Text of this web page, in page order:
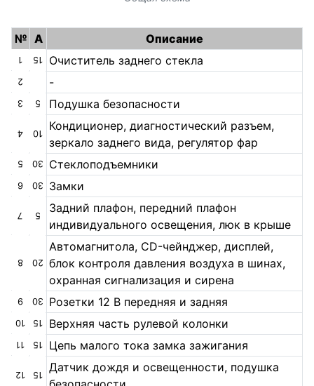
№ A Описание
1 15 Очиститель заднего стекла
2 -
3 5 Подушка безопасности
4 10
Кондиционер, диагностический разъем,
зеркало заднего вида, регулятор фар
5 30 Стеклоподъемники
6 30 Замки
7 5
Задний плафон, передний плафон
индивидуального освещения, люк в крыше
8 20
Автомагнитола, CD-чейнджер, дисплей,
блок контроля давления воздуха в шинах,
охранная сигнализация и сирена
9 30 Розетки 12 В передняя и задняя
10 15 Верхняя часть рулевой колонки
11 15 Цепь малого тока замка зажигания
12 15
Датчик дождя и освещенности, подушка